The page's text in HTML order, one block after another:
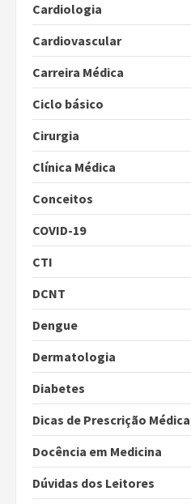
Cardiologia
Cardiovascular
Carreira Médica
Ciclo básico
Cirurgia
Clínica Médica
Conceitos
COVID-19
CTI
DCNT
Dengue
Dermatologia
Diabetes
Dicas de Prescrição Médica
Docência em Medicina
Dúvidas dos Leitores